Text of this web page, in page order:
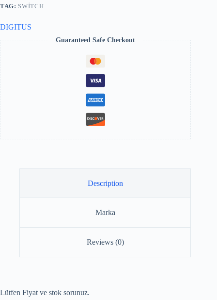
TAG: SWITCH
DIGITUS
Guaranteed Safe Checkout
Description
Marka
Reviews (0)
Lütfen Fiyat ve stok sorunuz.